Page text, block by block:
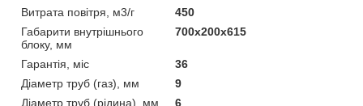
Витрата повітря, м3/г
450
Габарити внутрішнього
блоку, мм
700х200х615
Гарантія, міс
36
Діаметр труб (газ), мм
9
Діаметр труб (рідина), мм
6